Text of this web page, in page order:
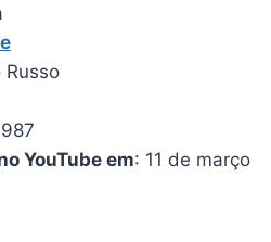
Russo
YouTube em: 11 de março